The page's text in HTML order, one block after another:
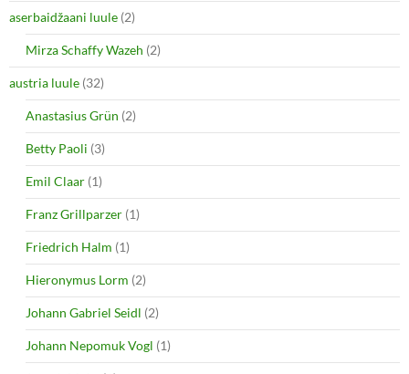
w
w
i
n
d
o
)
n
e
w
w
i
n
d
w
)
aserbaidžaani luule (2)
Mirza Schaffy Wazeh (2)
austria luule (32)
Anastasius Grün (2)
Betty Paoli (3)
Emil Claar (1)
Franz Grillparzer (1)
Friedrich Halm (1)
Hieronymus Lorm (2)
Johann Gabriel Seidl (2)
Johann Nepomuk Vogl (1)